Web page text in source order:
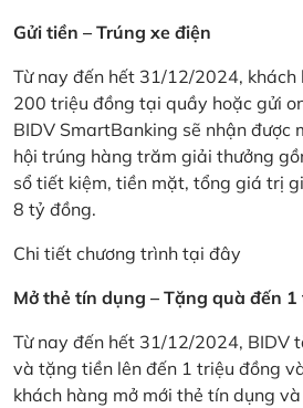
Gửi tiền – Trúng xe điện
Từ nay đến hết 31/12/2024,
200 triệu đồng tại quầy hoặc gửi
BIDV SmartBanking sẽ nhận được
hội trúng hàng trăm giải thưởng
sổ tiết kiệm, tiền mặt, tổng giá trị
8 tỷ đồng.
Chi tiết chương trình tại đây
Mở thẻ tín dụng – Tặng quà đến
Từ nay đến hết 31/12/2024, BIDV
và tặng tiền lên đến 1 triệu đồng
khách hàng mở mới thẻ tín dụng